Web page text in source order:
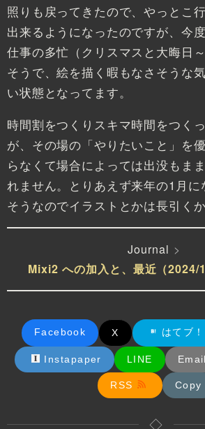
照りも戻ってきたので、やっとこ
出来るようになったのですが、今
仕事の多忙（クリスマスと大晦日
そうで、絵を描く暇もなさそうな
い状態となってます。
時間割をつくりスキマ時間をつく
が、その場の「やりたいこと」を
らなくて場合によっては出没もま
れません。とりあえず来年の1月
そうなのでイラストとかは長引く
Journal
Mixi2 への加入と、最近（2024/
Facebook X はてブ！
Instapaper LINE Email
RSS Copy
◇